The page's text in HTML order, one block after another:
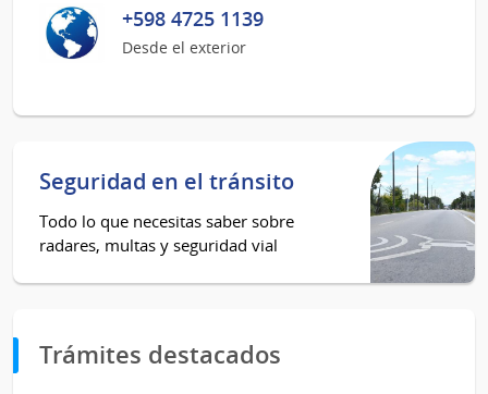
+598 4725 1139
Desde el exterior
Seguridad en el tránsito
Todo lo que necesitas saber sobre
radares, multas y seguridad vial
Trámites destacados